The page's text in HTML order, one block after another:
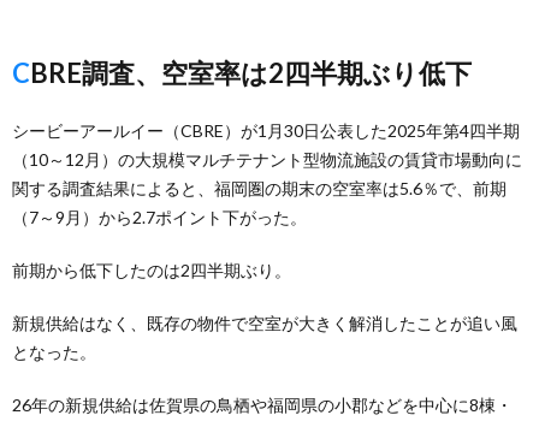
CBRE調査、空室率は2四半期ぶり低下
シービーアールイー（CBRE）が1月30日公表した2025年第4四半期
（10～12月）の大規模マルチテナント型物流施設の賃貸市場動向に
関する調査結果によると、福岡圏の期末の空室率は5.6％で、前期
（7～9月）から2.7ポイント下がった。
前期から低下したのは2四半期ぶり。
新規供給はなく、既存の物件で空室が大きく解消したことが追い風
となった。
26年の新規供給は佐賀県の鳥栖や福岡県の小郡などを中心に8棟・